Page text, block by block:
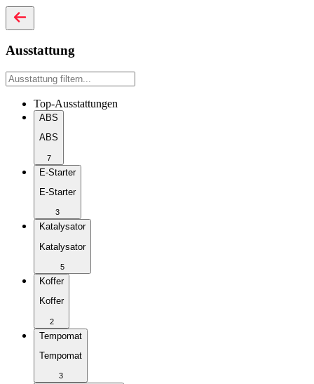
Ausstattung
Top-Ausstattungen
ABS
ABS
7
E-Starter
E-Starter
3
Katalysator
Katalysator
5
Koffer
Koffer
2
Tempomat
Tempomat
3